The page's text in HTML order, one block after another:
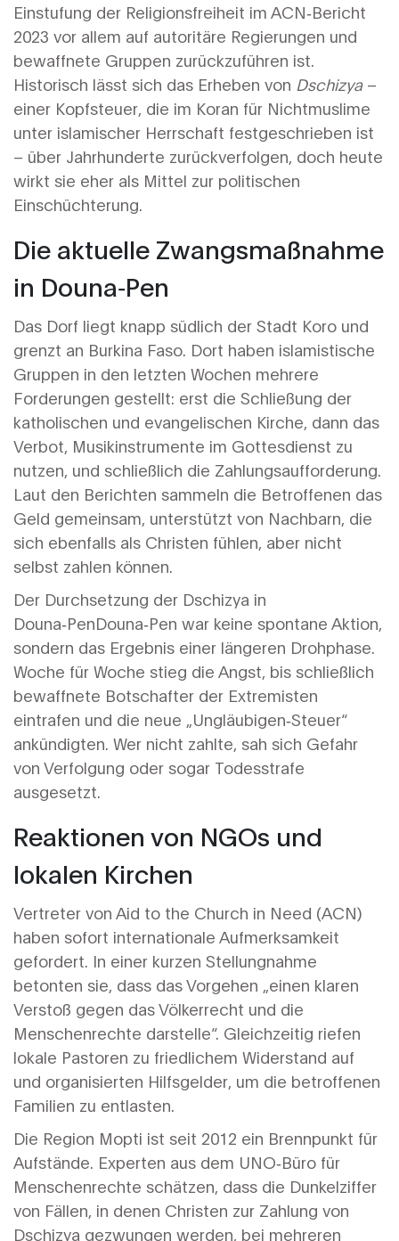
Einstufung der Religionsfreiheit im ACN‑Bericht
2023 vor allem auf autoritäre Regierungen und
bewaffnete Gruppen zurückzuführen ist.
Historisch lässt sich das Erheben von Dschizya–
einer Kopfsteuer, die im Koran für Nichtmuslime
unter islamischer Herrschaft festgeschrieben ist
– über Jahrhunderte zurückverfolgen, doch heute
wirkt sie eher als Mittel zur politischen
Einschüchterung.
Die aktuelle Zwangsmaßnahme
in Douna‑Pen
Das Dorf liegt knapp südlich der Stadt Koro und
grenzt an Burkina Faso. Dort haben islamistische
Gruppen in den letzten Wochen mehrere
Forderungen gestellt: erst die Schließung der
katholischen und evangelischen Kirche, dann das
Verbot, Musikinstrumente im Gottesdienst zu
nutzen, und schließlich die Zahlungsaufforderung.
Laut den Berichten sammeln die Betroffenen das
Geld gemeinsam, unterstützt von Nachbarn, die
sich ebenfalls als Christen fühlen, aber nicht
selbst zahlen können.
Der Durchsetzung der Dschizya in
Douna‑PenDouna‑Pen war keine spontane Aktion,
sondern das Ergebnis einer längeren Drohphase.
Woche für Woche stieg die Angst, bis schließlich
bewaffnete Botschafter der Extremisten
eintrafen und die neue „Ungläubigen‑Steuer“
ankündigten. Wer nicht zahlte, sah sich Gefahr
von Verfolgung oder sogar Todesstrafe
ausgesetzt.
Reaktionen von NGOs und
lokalen Kirchen
Vertreter von Aid to the Church in Need (ACN)
haben sofort internationale Aufmerksamkeit
gefordert. In einer kurzen Stellungnahme
betonten sie, dass das Vorgehen „einen klaren
Verstoß gegen das Völkerrecht und die
Menschenrechte darstelle“. Gleichzeitig riefen
lokale Pastoren zu friedlichem Widerstand auf
und organisierten Hilfsgelder, um die betroffenen
Familien zu entlasten.
Die Region Mopti ist seit 2012 ein Brennpunkt für
Aufstände. Experten aus dem UNO‑Büro für
Menschenrechte schätzen, dass die Dunkelziffer
von Fällen, in denen Christen zur Zahlung von
Dschizya gezwungen werden, bei mehreren